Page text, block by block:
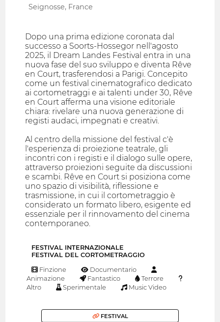
Seignosse, France
Dopo una prima edizione coronata dal
successo a Soorts-Hossegor nell'agosto
2025, il Dream Landes Festival entra in una
nuova fase del suo sviluppo e diventa Rêve
en Court, trasferendosi a Parigi. Concepito
come un festival cinematografico dedicato
ai cortometraggi e ai talenti under 30, Rêve
en Court afferma una visione editoriale
chiara: rivelare una nuova generazione di
registi audaci, impegnati e creativi.
Al centro della missione del festival c'è
l'esperienza di proiezione teatrale, gli
incontri con i registi e il dialogo sulle opere,
attraverso proiezioni seguite da discussioni
e scambi. Rêve en Court si posiziona come
uno spazio di visibilità, riflessione e
trasmissione, in cui il cortometraggio è
considerato un formato libero, esigente ed
essenziale per il rinnovamento del cinema
contemporaneo.
FESTIVAL INTERNAZIONALE
FESTIVAL DEL CORTOMETRAGGIO
Finzione
Documentario
Animazione
Fantastico
Terrore
Altro
Sperimentale Music Video
FESTIVAL